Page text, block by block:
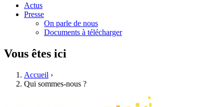
Actus
Presse
On parle de nous
Documents à télécharger
Vous êtes ici
Accueil ›
Qui sommes-nous ?